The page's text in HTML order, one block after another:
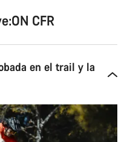
CFR
en el trail y la